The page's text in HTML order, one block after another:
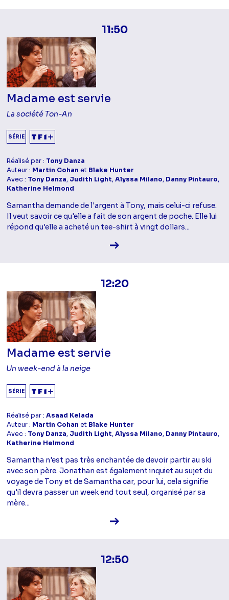
11:50
Madame est servie
La société Ton-An
SÉRIE
Réalisé par : Tony Danza
Auteur : Martin Cohan et Blake Hunter
Avec : Tony Danza, Judith Light,Alyssa Milano, Danny Pintauro,
Katherine Helmond
Samantha demande de l'argent à Tony, mais celui-ci refuse.
Il veut savoir ce qu'elle a fait de son argent de poche. Elle lui
répond qu'elle a acheté un tee-shirt à vingt dollars...
Voir la fiche diffusion
12:20
Madame est servie
Un week-end à la neige
SÉRIE
Réalisé par :Asaad Kelada
Auteur : Martin Cohan et Blake Hunter
Avec : Tony Danza, Judith Light,Alyssa Milano, Danny Pintauro,
Katherine Helmond
Samantha n'est pas très enchantée de devoir partir au ski
avec son père. Jonathan est également inquiet au sujet du
voyage de Tony et de Samantha car, pour lui, cela signifie
qu'il devra passer un week end tout seul, organisé par sa
mère...
Voir la fiche diffusion
12:50